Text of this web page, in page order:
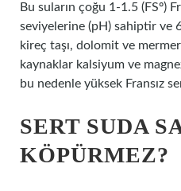
Bu suların çoğu 1-1.5 (FSº)
seviyelerine (pH) sahiptir ve
kireç taşı, dolomit ve
kaynaklar kalsiyum ve
bu nedenle yüksek Fransız
SERT SUDA
KÖPÜRMEZ?